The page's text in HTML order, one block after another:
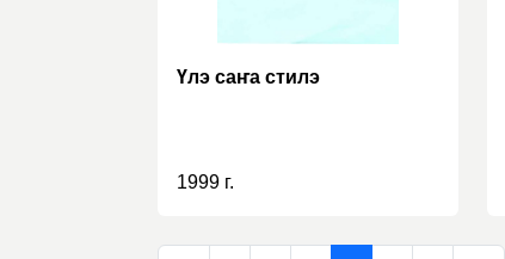
Үлэ саҥа стилэ
1999 г.